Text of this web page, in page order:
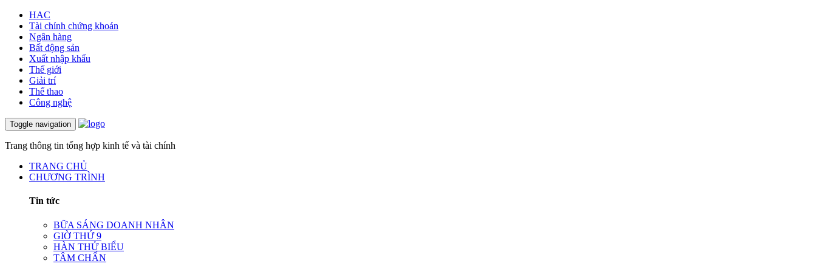
HAC
Tài chính chứng khoán
Ngân hàng
Bất động sản
Xuất nhập khẩu
Thế giới
Giải trí
Thể thao
Công nghệ
Toggle navigation
Trang thông tin tổng hợp kinh tế và tài chính
TRANG CHỦ
CHƯƠNG TRÌNH
Tin tức
BỮA SÁNG DOANH NHÂN
GIỜ THỨ 9
HÀN THỬ BIỂU
TÂM CHẤN